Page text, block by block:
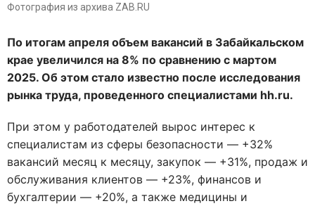
Фотография из архива ZAB.RU
По итогам апреля объем вакансий в Забайкальском
крае увеличился на 8% по сравнению с мартом
2025. Об этом стало известно после исследования
рынка труда, проведенного специалистами hh.ru.
При этом у работодателей вырос интерес к
специалистам из сферы безопасности — +32%
вакансий месяц к месяцу, закупок — +31%, продаж и
обслуживания клиентов — +23%, финансов и
бухгалтерии — +20%, а также медицины и